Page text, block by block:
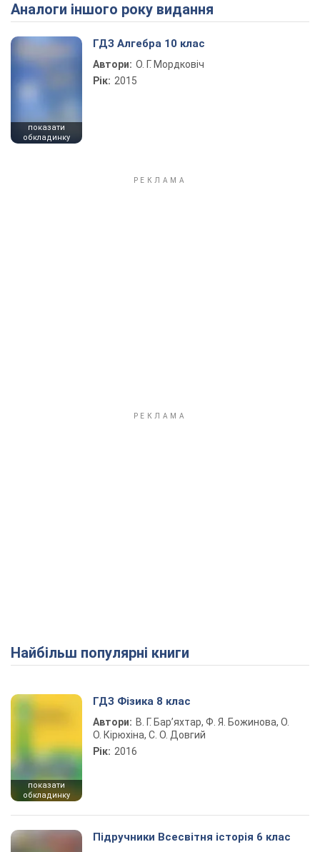
Play Video
Аналоги іншого року видання
показати
обкладинку
ГДЗ Алгебра 10 клас
Автори: О. Г. Мордковіч
Рік: 2015
Найбільш популярні книги
показати
обкладинку
ГДЗ Фізика 8 клас
Автори: В. Г. Бар’яхтар, Ф. Я. Божинова, О.
О. Кірюхіна, С. О. Довгий
Рік: 2016
Підручники Всесвітня історія 6 клас